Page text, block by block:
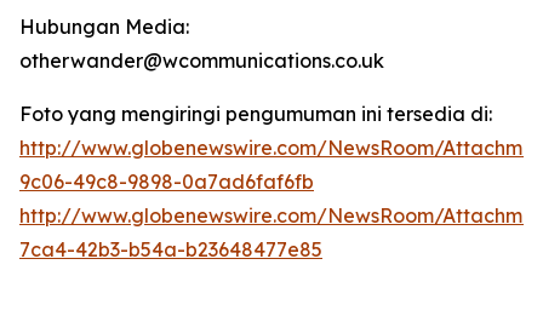
Hubungan Media:
otherwander@wcommunications.co.uk
Foto yang mengiringi pengumuman ini tersedia di:
http://www.globenewswire.com/NewsRoom/
9c06-49c8-9898-0a7ad6faf6fb
http://www.globenewswire.com/NewsRoom/
7ca4-42b3-b54a-b23648477e85